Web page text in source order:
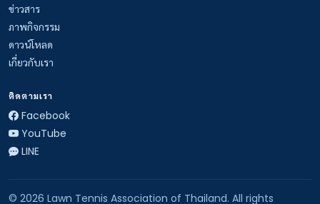
ข่าวสาร
ภาพกิจกรรม
ดาวน์โหลด
เกี่ยวกับเรา
ติดตามเรา
Facebook
YouTube
LINE
© 2026 Lawn Tennis Association of Thailand. All rights